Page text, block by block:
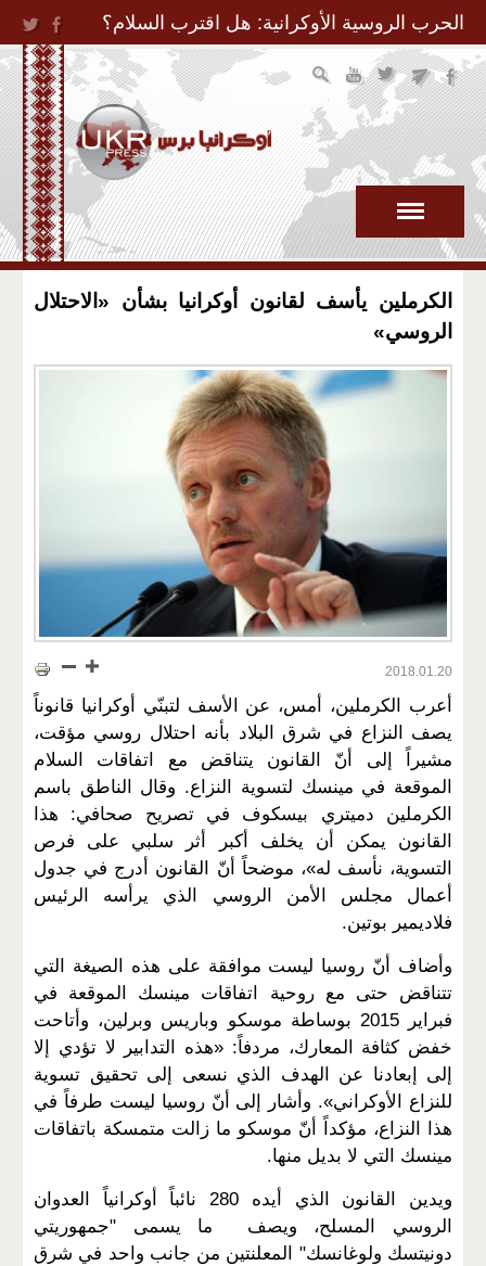
Jump to Navigation
الحرب الروسية الأوكرانية: هل اقترب السلام؟
الكرملين يأسف لقانون أوكرانيا بشأن «الاحتلال
الروسي»
2018.01.20
أعرب الكرملين، أمس، عن الأسف لتبنّي أوكرانيا قانوناً
يصف النزاع في شرق البلاد بأنه احتلال روسي مؤقت،
مشيراً إلى أنّ القانون يتناقض مع اتفاقات السلام
الموقعة في مينسك لتسوية النزاع. وقال الناطق باسم
الكرملين دميتري بيسكوف في تصريح صحافي: هذا
القانون يمكن أن يخلف أكبر أثر سلبي على فرص
التسوية، نأسف له»، موضحاً أنّ القانون أدرج في جدول
أعمال مجلس الأمن الروسي الذي يرأسه الرئيس
فلاديمير بوتين.
وأضاف أنّ روسيا ليست موافقة على هذه الصيغة التي
تتناقض حتى مع روحية اتفاقات مينسك الموقعة في
فبراير 2015 بوساطة موسكو وباريس وبرلين، وأتاحت
خفض كثافة المعارك، مردفاً: «هذه التدابير لا تؤدي إلا
إلى إبعادنا عن الهدف الذي نسعى إلى تحقيق تسوية
للنزاع الأوكراني». وأشار إلى أنّ روسيا ليست طرفاً في
هذا النزاع، مؤكداً أنّ موسكو ما زالت متمسكة باتفاقات
مينسك التي لا بديل منها.
ويدين القانون الذي أيده 280 نائباً أوكرانياً العدوان
الروسي المسلح، ويصف ما يسمى "جمهوريتي
دونيتسك ولوغانسك" المعلنتين من جانب واحد في شرق